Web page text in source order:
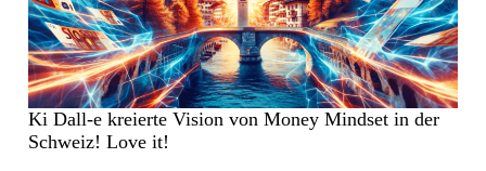
Ki Dall-e kreierte Vision von Money Mindset in der
Schweiz! Love it!